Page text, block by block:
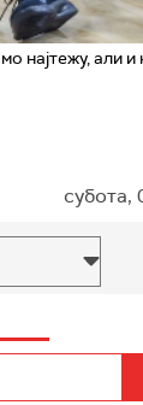
најтежу, али и
субота,